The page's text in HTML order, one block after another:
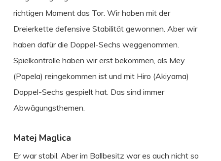
richtigen Moment das Tor. Wir haben mit der
Dreierkette defensive Stabilität gewonnen. Aber wir
haben dafür die Doppel-Sechs weggenommen.
Spielkontrolle haben wir erst bekommen, als Mey
(Papela) reingekommen ist und mit Hiro (Akiyama)
Doppel-Sechs gespielt hat. Das sind immer
Abwägungsthemen.
Matej Maglica
Er war stabil. Aber im Ballbesitz war es auch nicht so